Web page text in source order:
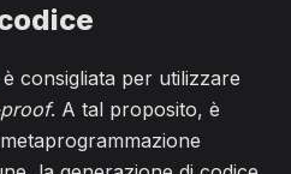
è consigliata per utilizzare
. A tal proposito, è